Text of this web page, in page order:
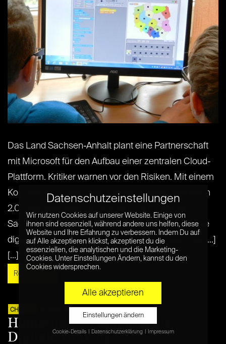
Das Land Sachsen-Anhalt plant eine Partnerschaft
mit Microsoft für den Aufbau einer zentralen Cloud-
Plattform. Kritiker warnen vor den Risiken. Mit einem
Konzept unter dem Titel „Lernen, Lehren, Managen
2.0 – Auf dem Weg zur Schule 2020“ möchte
Sachsen-Anhalt seine Bildungslandschaft fit für die
digitale Zukunft machen – parallel zu Investitionen[...]
[...]
Read More »
CHANGE 16. MAI 2015
Humboldt, Orwell und die
Digitale Bildung
Datenschutzeinstellungen
Wir nutzen Cookies auf unserer Website. Einige von
ihnen sind essenziell, während andere uns helfen, diese
Website und Ihre Erfahrung zu verbessern. Indem Du auf
auf Alle akzeptieren klickst, akzeptierst du die
essenziellen, die analytischen und die Marketing-
Cookies. Unter Einstellungen Ändern, kannst du den
Cookies widersprechen.
Alle akzeptieren
Einstellungen ändern
Cookie-Details Datenschutzerklärung Impressum